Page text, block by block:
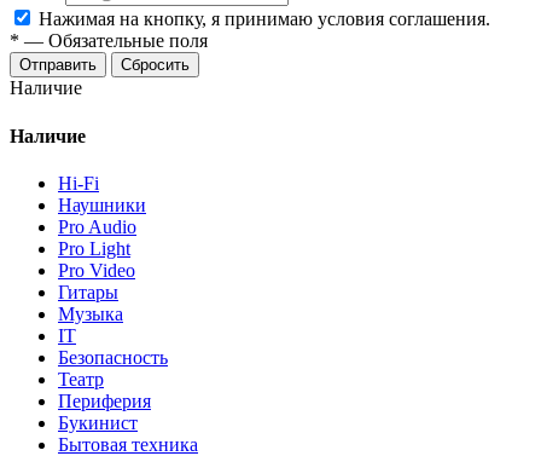
Нажимая на кнопку, я принимаю условия соглашения.
* — Обязательные поля
Отправить Сбросить
Наличие
Наличие
Hi-Fi
Наушники
Pro Audio
Pro Light
Pro Video
Гитары
Музыка
IT
Безопасность
Театр
Периферия
Букинист
Бытовая техника